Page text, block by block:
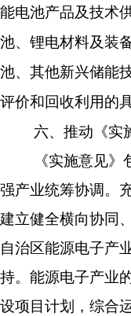
能电池产品及技术
池、锂电材料及装
池、其他新兴储能
评价和回收利用的
六、 推动《实
《实施意见
强产业统筹协调 。
建立健全横向协同
自治区能源电子产
持。 能源电子产业
设项目计划，综合